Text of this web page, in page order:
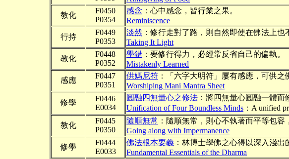
教化
F0450
P0354
感念 ：心中感念，皆行業之果。
Reminiscence
行持
F0449
P0353
淡然 ：修行走對了路，則自然即使在佛法上
Taking It Light
教化
F0448
P0352
學錯 ：要修行得力，必經常反省自己的偏執。
Mistakenly Learned
感應
F0447
P0351
供媽尼符 ：「六字大明符」屢有感應，可供之
Worshiping Mani Mantra Sheet
修學
F0446
E0034
圓融四無量心之修法 ：將四無量心圓融一體而
Unification of Four Boundless Minds ：A unified
教化
F0445
P0350
隨順無常 ：隨順無常，則心不執著而平等包容
Going along with Impermanence
修學
F0444
E0033
佛法根本要義 ：林博士學佛之心得以深入淺出
Fundamental Essentials of the Dharma